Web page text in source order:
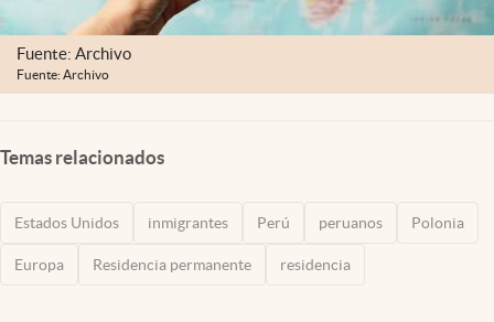
Fuente: Archivo
Fuente: Archivo
Temas relacionados
Estados Unidos inmigrantes Perú peruanos Polonia
Europa Residencia permanente residencia